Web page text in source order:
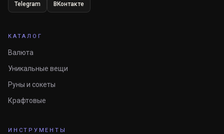
Telegram ВКонтакте
КАТАЛОГ
Валюта
Уникальные вещи
Руны и сокеты
Крафтовые
ИНСТРУМЕНТЫ